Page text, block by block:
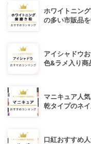
ホワイトニン
の多い市販品
アイシャドウ
色&ラメ入り商
マニキュア人
乾タイプのネ
口紅おすすめ